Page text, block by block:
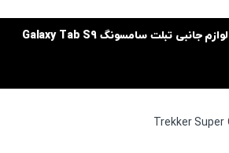
لوازم جانبی تبلت سامسونگ Galaxy Tab S9